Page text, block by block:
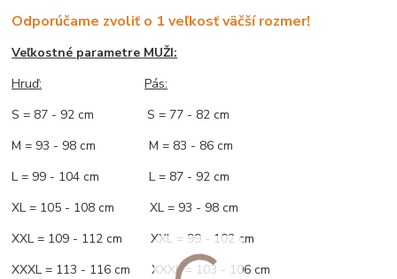
Odporúčame zvoliť o 1 veľkosť väčší rozmer!
Veľkostné parametre MUŽI:
Hruď:
Pás:
S = 87 - 92 cm S = 77 - 82 cm
M = 93 - 98 cm M = 83 - 86 cm
L = 99 - 104 cm L = 87 - 92 cm
XL = 105 - 108 cm XL = 93 - 98 cm
XXL = 109 - 112 cm XXL = 99 - 102 cm
XXXL = 113 - 116 cm XXXL = 103 - 106 cm